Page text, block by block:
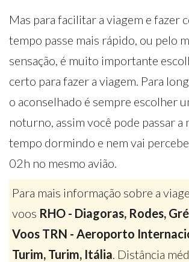
Mas para facilitar a viagem e fazer
tempo passe mais rápido, ou pelo
sensação, é muito importante
certo para fazer a viagem. Para
o aconselhado é sempre escolher
noturno, assim você pode passar a
tempo dormindo e nem vai
02h no mesmo avião.
Para mais informação sobre a
voos RHO - Diagoras, Rodes,
Voos TRN - Aeroporto
Turim, Turim, Itália. Distância